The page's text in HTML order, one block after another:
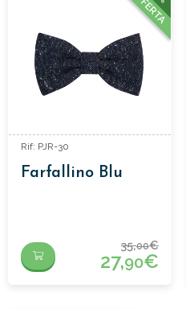
Rif: PJR-30
Farfallino Blu
35,00€
27,90€